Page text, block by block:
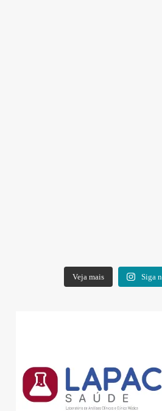
Veja mais Siga